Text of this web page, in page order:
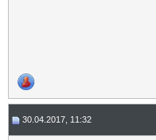
30.04.2017, 11:32